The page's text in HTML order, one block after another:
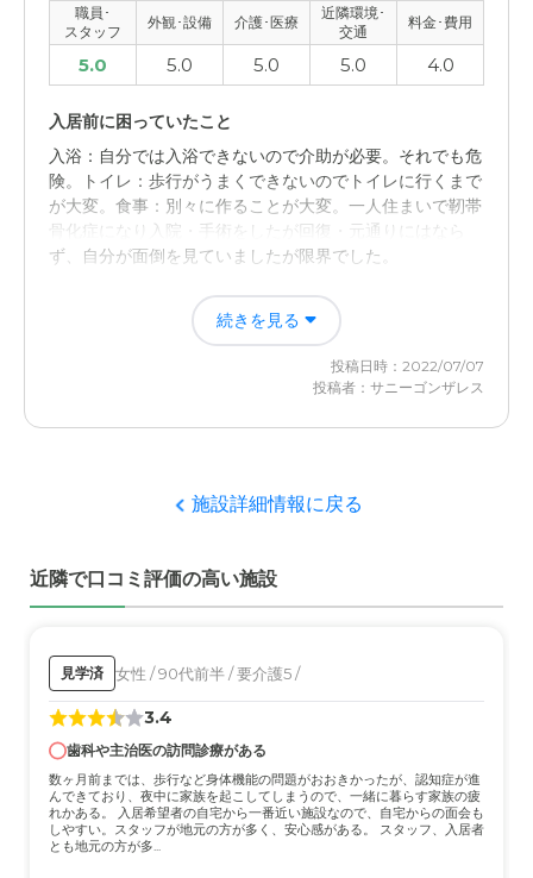
職員･
スタッフ
外観･設備 介護･医療
近隣環境･
交通
料金･費用
5.0 5.0 5.0 5.0 4.0
入居前に困っていたこと
入浴：自分では入浴できないので介助が必要。それでも危
険。トイレ：歩行がうまくできないのでトイレに行くまで
が大変。食事：別々に作ることが大変。一人住まいで靭帯
骨化症になり入院・手術をしたが回復・元通りにはなら
ず、自分が面倒を見ていましたが限界でした。
入居後どうなったか？
自分が介護、面倒を見なくても良いようになった。施設で
の生活も本人は満足している様子なので良い選択だと思っ
ている。自分の兄弟・姉妹も納得している。
施設の職員への教育がしっかりしていると感じている。施
設内でのレクリエーションも定期的に行っており、入居者
人が面会に行っても対応が気持ちよい。安全管理がしっか
りしている。面倒を見過ぎの感はあるが…。施設サービス
計画もしっかり立てているので安心して入居を任せられ
職員・スタッフ・他入居者の雰囲気について
施設の職員・スタッフは対応が気持ちよい。入居している
本人は、職員が面倒を見すぎるので気が楽ではないと言っ
ているが、安全管理上しかたがないと自分は感じている。
他の入居者は認知症の人もいるので時々訳が分からないこ
とが起こるが致し方ないと思う。
続きを見る
投稿日時：2022/07/07
投稿者：サニーゴンザレス
施設詳細情報に戻る
近隣で口コミ評価の高い施設
見学済 女性 / 90代前半 / 要介護5 /
3.4
歯科や主治医の訪問診療がある
数ヶ月前までは、歩行など身体機能の問題がおおきかったが、認知症が進
んできており、夜中に家族を起こしてしまうので、一緒に暮らす家族の疲
れかある。 入居希望者の自宅から一番近い施設なので、自宅からの面会も
しやすい。スタッフが地元の方が多く、安心感がある。 スタッフ、入居者
とも地元の方が多...